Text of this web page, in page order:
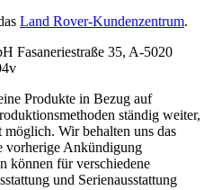
Land Rover-Kundenzentrum.
Fasaneriestraße 35, A-5020
Produkte in Bezug auf
ständig weiter,
Wir behalten uns das
vorherige Ankündigung
können für verschiedene
und Serienausstattung